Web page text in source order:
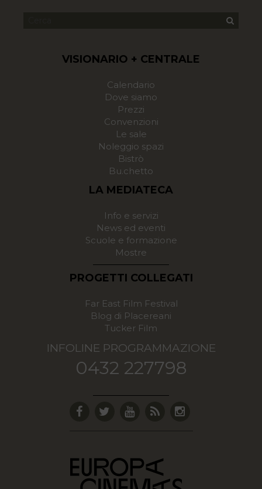
VISIONARIO + CENTRALE
Calendario
Dove siamo
Prezzi
Convenzioni
Le sale
Noleggio spazi
Bistrò
Bu.chetto
LA MEDIATECA
Info e servizi
News ed eventi
Scuole e formazione
Mostre
PROGETTI COLLEGATI
Far East Film Festival
Blog di Placereani
Tucker Film
INFOLINE PROGRAMMAZIONE
0432 227798